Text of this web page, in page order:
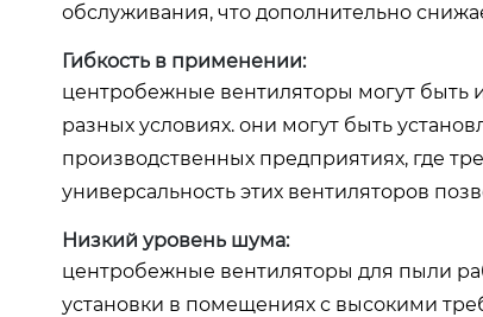
обслуживания, что дополнительно
Гибкость в применении:
центробежные вентиляторы могут быть
разных условиях. они могут быть
производственных предприятиях, где
универсальность этих вентиляторов
Низкий уровень шума:
центробежные вентиляторы для пыли
установки в помещениях с высокими